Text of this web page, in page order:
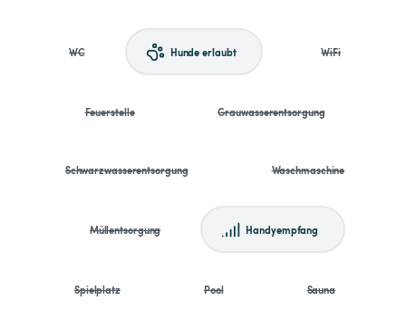
WC Hunde erlaubt WiFi
Feuerstelle Grauwasserentsorgung
Schwarzwasserentsorgung Waschmaschine
Müllentsorgung Handyempfang
Spielplatz Pool Sauna